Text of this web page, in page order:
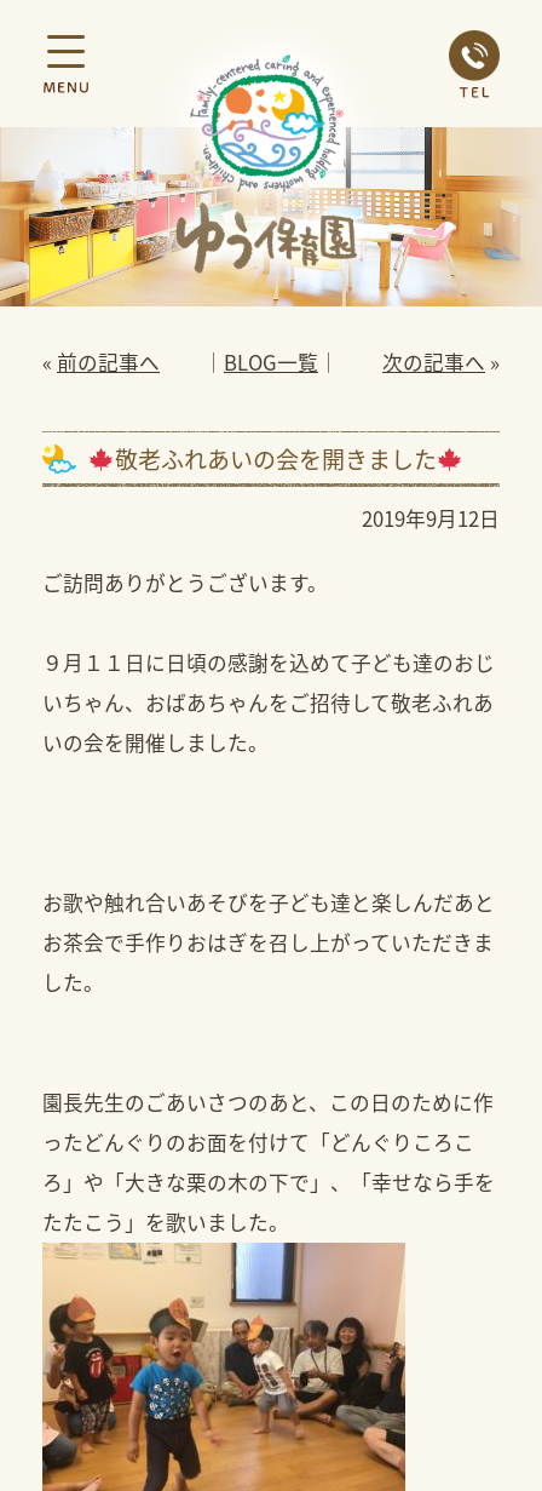
« 前の記事へ │ BLOG一覧 │ 次の記事へ »
敬老ふれあいの会を開きました
2019年9月12日
ご訪問ありがとうございます。
９月１１日に日頃の感謝を込めて子ども達のおじ
いちゃん、おばあちゃんをご招待して敬老ふれあ
いの会を開催しました。
お歌や触れ合いあそびを子ども達と楽しんだあと
お茶会で手作りおはぎを召し上がっていただきま
した。
園長先生のごあいさつのあと、この日のために作
ったどんぐりのお面を付けて「どんぐりころこ
ろ」や「大きな栗の木の下で」、「幸せなら手を
たたこう」を歌いました。